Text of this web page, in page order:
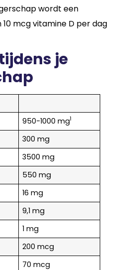
wordt een
mcg vitamine D per dag
je
950-1000 mg1
300 mg
3500 mg
550 mg
16 mg
9,1 mg
1 mg
200 mcg
70 mcg